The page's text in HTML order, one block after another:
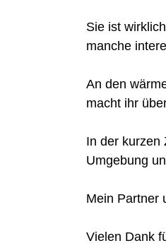
Sie ist
manche
An den
macht ihr
In der kurzen
Umgebung
Mein Partner
Vielen Dank